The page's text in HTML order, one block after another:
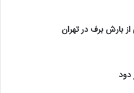
از بارش برف در تهران
دود